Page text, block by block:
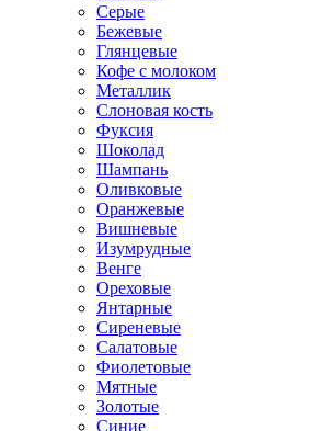
Серые
Бежевые
Глянцевые
Кофе с молоком
Металлик
Слоновая кость
Фуксия
Шоколад
Шампань
Оливковые
Оранжевые
Вишневые
Изумрудные
Венге
Ореховые
Янтарные
Сиреневые
Салатовые
Фиолетовые
Мятные
Золотые
Синие